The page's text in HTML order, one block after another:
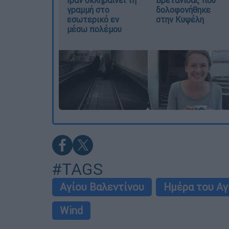
γραμμή στο
εσωτερικό εν
μέσω πολέμου
δολοφονήθηκε
στην Κυψέλη
#TAGS
Αγίου Βαλεντίνου Ημέρα του
Wind